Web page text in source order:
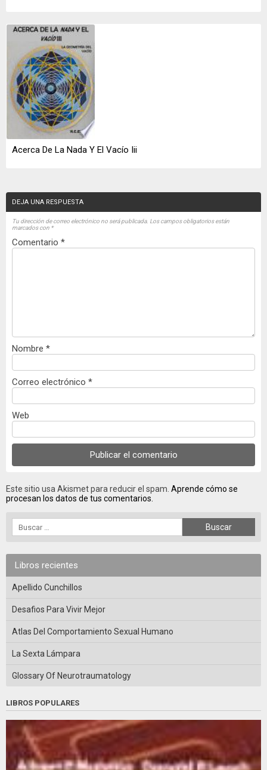
Acerca De La Nada Y El Vacío Iii
DEJA UNA RESPUESTA
Tu dirección de correo electrónico no será publicada. Los campos obligatorios están
marcados con *
Comentario *
Nombre *
Correo electrónico *
Web
Este sitio usa Akismet para reducir el spam. Aprende cómo se
procesan los datos de tus comentarios.
Libros recientes
Apellido Cunchillos
Desafios Para Vivir Mejor
Atlas Del Comportamiento Sexual Humano
La Sexta Lámpara
Glossary Of Neurotraumatology
LIBROS POPULARES